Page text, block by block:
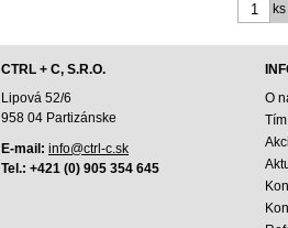
ks
CTRL + C, S.R.O.
Lipová 52/6
958 04 Partizánske
E-mail: info@ctrl-c.sk
Tel.: +421 (0) 905 354 645
O